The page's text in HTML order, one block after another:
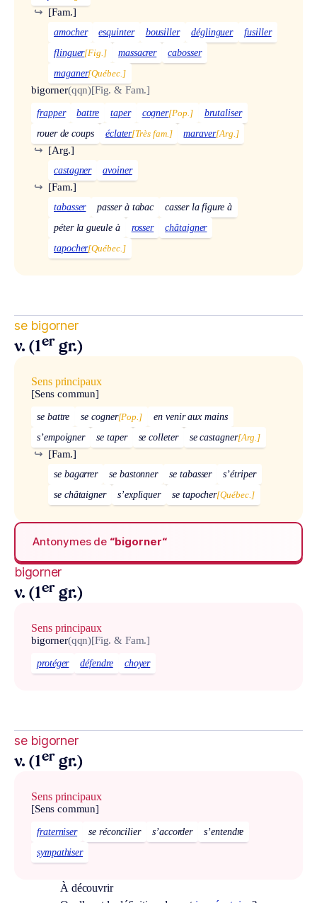
[Fam.]
↪
amocher esquinter bousiller déglinguer
fusiller
flinguer[Fig.] massacrer
cabosser
maganer[Québec.]
bigorner(qqn)[Fig. & Fam.]
frapper battre taper cogner[Pop.]
brutaliser
rouer de coups
éclater[Très fam.] maraver[Arg.]
[Arg.]
↪
castagner avoiner
[Fam.]
↪
tabasser passer à tabac
casser la figure à
péter la gueule à
rosser
châtaigner
tapocher[Québec.]
se bigorner
v. (1er gr.)
Sens principaux
[Sens commun]
se battre se cogner[Pop.]
en venir aux mains
s’empoigner
se taper se colleter se castagner[Arg.]
[Fam.]
↪
se bagarrer se bastonner se tabasser
s’étriper
se châtaigner
s’expliquer se tapocher[Québec.]
Antonymes de “bigorner“
bigorner
v. (1er gr.)
Sens principaux
bigorner(qqn)[Fig. & Fam.]
protéger défendre choyer
se bigorner
v. (1er gr.)
Sens principaux
[Sens commun]
fraterniser se réconcilier s’accorder
s’entendre
sympathiser
À découvrir